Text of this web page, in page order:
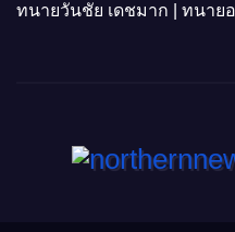
ทนายวันชัย เดชมาก | ทนาย